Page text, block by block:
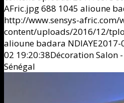
AFric.jpg688 1045 alioune
http://www.sensys-afric.com/
content/uploads/2016/12/
alioune badara NDIAYE2017-
02 19:20:38Décoration Salon
Sénégal